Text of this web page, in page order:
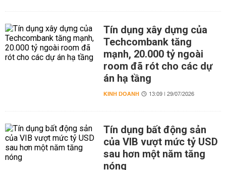
Tín dụng xây dựng của
Techcombank tăng
mạnh, 20.000 tỷ ngoài
room đã rót cho các dự
án hạ tầng
KINH DOANH 13:09 | 29/07/2026
Tín dụng bất động sản
của VIB vượt mức tỷ USD
sau hơn một năm tăng
nóng